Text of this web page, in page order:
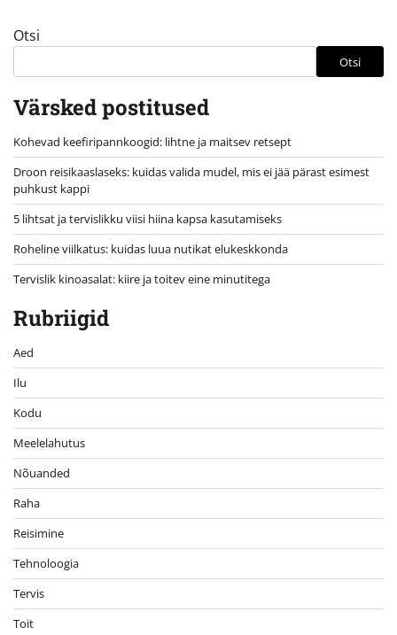
Otsi
Otsi
Värsked postitused
Kohevad keefiripannkoogid: lihtne ja maitsev retsept
Droon reisikaaslaseks: kuidas valida mudel, mis ei jää pärast esimest
puhkust kappi
5 lihtsat ja tervislikku viisi hiina kapsa kasutamiseks
Roheline viilkatus: kuidas luua nutikat elukeskkonda
Tervislik kinoasalat: kiire ja toitev eine minutitega
Rubriigid
Aed
Ilu
Kodu
Meelelahutus
Nõuanded
Raha
Reisimine
Tehnoloogia
Tervis
Toit